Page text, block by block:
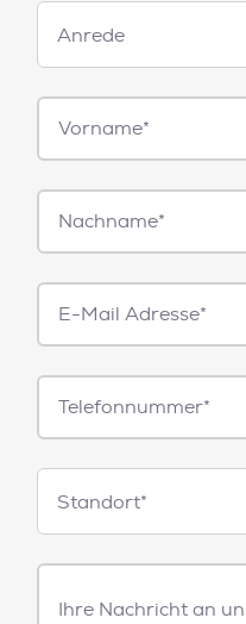
Anrede
Anrede
Vorname*
Nachname*
E-
Mail*
Telefonnummer
Standorte
Standort*
Freitext
Nachricht